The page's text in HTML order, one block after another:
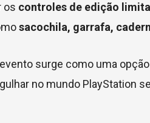
os controles de edição
sacochila, garrafa,
surge como uma
no mundo PlayStation